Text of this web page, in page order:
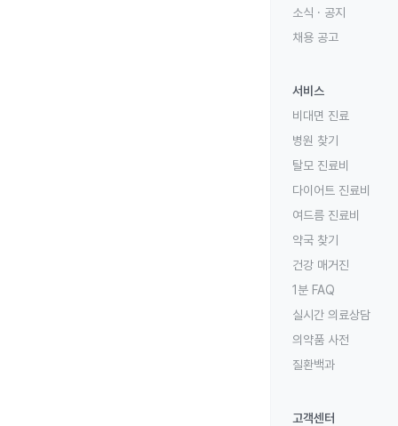
소식 · 공지
채용 공고
서비스
비대면 진료
병원 찾기
탈모 진료비
다이어트 진료비
여드름 진료비
약국 찾기
건강 매거진
1분 FAQ
실시간 의료상담
의약품 사전
질환백과
고객센터